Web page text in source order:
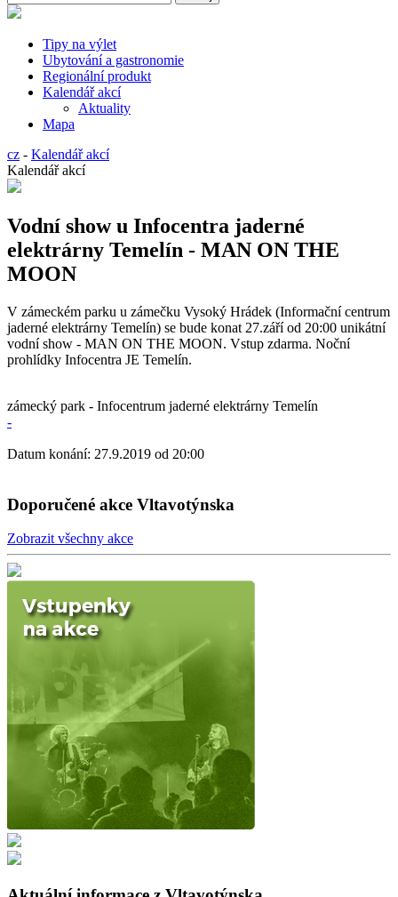
Tipy na výlet
Ubytování a gastronomie
Regionální produkt
Kalendář akcí
Aktuality
Mapa
cz - Kalendář akcí
Kalendář akcí
Vodní show u Infocentra jaderné
elektrárny Temelín - MAN ON THE
MOON
V zámeckém parku u zámečku Vysoký Hrádek (Informační centrum
jaderné elektrárny Temelín) se bude konat 27.září od 20:00 unikátní
vodní show - MAN ON THE MOON. Vstup zdarma. Noční
prohlídky Infocentra JE Temelín.
zámecký park - Infocentrum jaderné elektrárny Temelín
-
Datum konání: 27.9.2019 od 20:00
Doporučené akce Vltavotýnska
Zobrazit všechny akce